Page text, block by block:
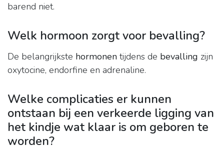
barend niet.
Welk hormoon zorgt voor bevalling?
De belangrijkste hormonen tijdens de bevalling zijn
oxytocine, endorfine en adrenaline.
Welke complicaties er kunnen
ontstaan bij een verkeerde ligging van
het kindje wat klaar is om geboren te
worden?